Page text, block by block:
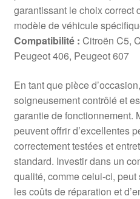
garantissant le choix correct
modèle de véhicule
Compatibilité : Citroën C5,
Peugeot 406, Peugeot 607
En tant que pièce
soigneusement contrôlé et
garantie de fonctionnement.
peuvent offrir d’excellentes
correctement testées et
standard. Investir dans un
qualité, comme celui-ci,
les coûts de réparation et